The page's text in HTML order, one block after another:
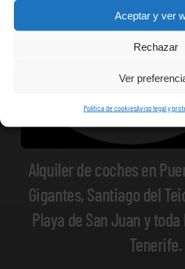
Aceptar y ver
Rechazar
Ver
Política de cookiesAviso legal y
Alquiler de coches en
Gigantes, Santiago del
Playa de San Juan y
Tenerife.